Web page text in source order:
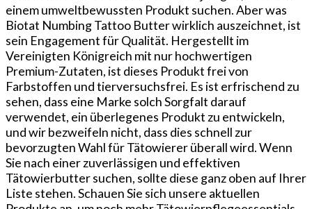
einem umweltbewussten Produkt suchen. Aber was
Biotat Numbing Tattoo Butter wirklich auszeichnet, ist
sein Engagement für Qualität. Hergestellt im
Vereinigten Königreich mit nur hochwertigen
Premium-Zutaten, ist dieses Produkt frei von
Farbstoffen und tierversuchsfrei. Es ist erfrischend zu
sehen, dass eine Marke solch Sorgfalt darauf
verwendet, ein überlegenes Produkt zu entwickeln,
und wir bezweifeln nicht, dass dies schnell zur
bevorzugten Wahl für Tätowierer überall wird. Wenn
Sie nach einer zuverlässigen und effektiven
Tätowierbutter suchen, sollte diese ganz oben auf Ihrer
Liste stehen. Schauen Sie sich unsere aktuellen